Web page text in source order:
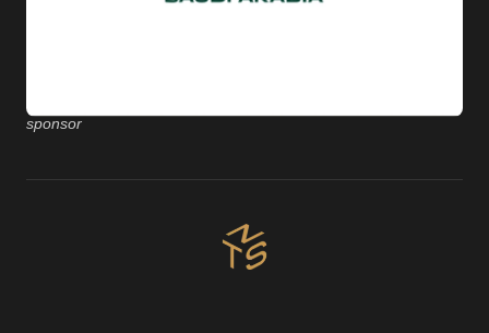
sponsor